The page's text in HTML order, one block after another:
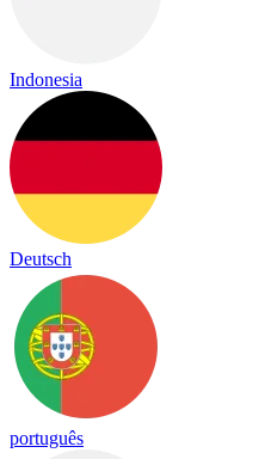
Indonesia
Deutsch
português